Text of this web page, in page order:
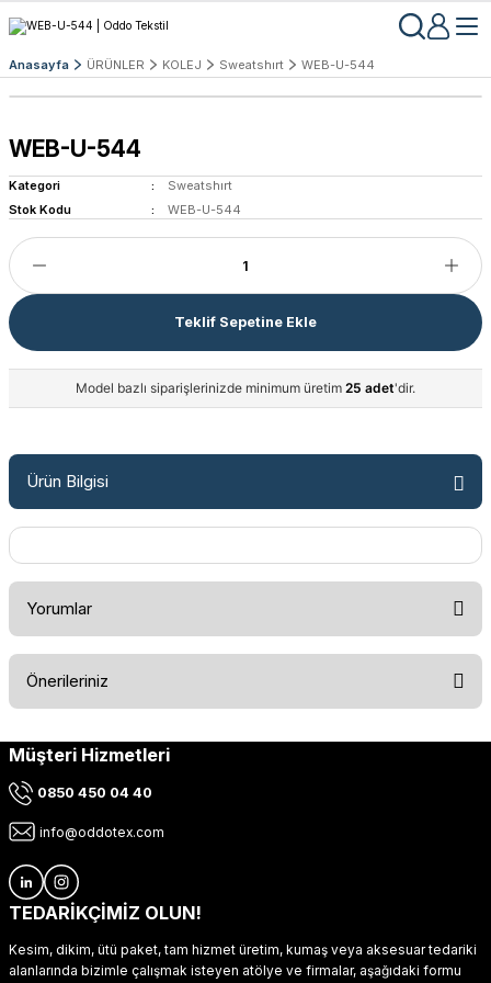
Anasayfa ÜRÜNLER KOLEJ Sweatshırt WEB-U-544
WEB-U-544
Kategori
Sweatshırt
Stok Kodu
WEB-U-544
Teklif Sepetine Ekle
Model bazlı siparişlerinizde minimum üretim 25 adet'dir.
Ürün Bilgisi
Yorumlar
Önerileriniz
Bu ürünün fiyat bilgisi, resim, ürün açıklamalarında ve diğer
kullanarak tarafımıza iletebilirsiniz.
Ürün resmi kalitesiz, bozuk veya görüntülenemiyor.
Ürün açıklamasında eksik bilgiler bulunuyor.
Ürün fiyatı diğer sitelerden daha pahalı.
Müşteri Hizmetleri
0850 450 04 40
info@oddotex.com
TEDARİKÇİMİZ OLUN!
Kesim, dikim, ütü paket, tam hizmet üretim, kumaş veya aksesuar tedariki
alanlarında bizimle çalışmak isteyen atölye ve firmalar, aşağıdaki formu